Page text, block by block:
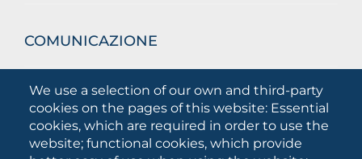
We use a selection of our own and third-party
cookies on the pages of this website: Essential
cookies, which are required in order to use the
website; functional cookies, which provide
COMUNICAZIONE
What they are saying about us
Press releases
Communication Campaigns
Campagna 5xmille